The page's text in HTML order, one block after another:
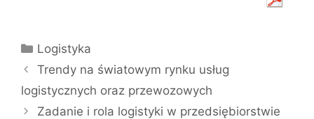
Kategorie
Logistyka
Trendy na światowym rynku usług
logistycznych oraz przewozowych
Zadanie i rola logistyki w przedsiębiorstwie